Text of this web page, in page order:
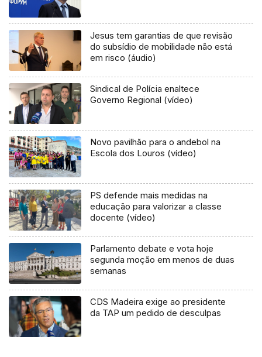
Jesus tem garantias de que revisão
do subsídio de mobilidade não está
em risco (áudio)
Sindical de Polícia enaltece
Governo Regional (vídeo)
Novo pavilhão para o andebol na
Escola dos Louros (vídeo)
PS defende mais medidas na
educação para valorizar a classe
docente (vídeo)
Parlamento debate e vota hoje
segunda moção em menos de duas
semanas
CDS Madeira exige ao presidente
da TAP um pedido de desculpas